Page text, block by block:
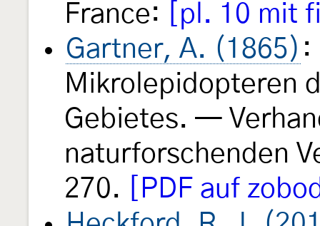
France:
[pl. 10 mit
Gartner, A. (1865) :
Mikrolepidopteren
Gebietes. —
naturforschenden
270.
[PDF auf